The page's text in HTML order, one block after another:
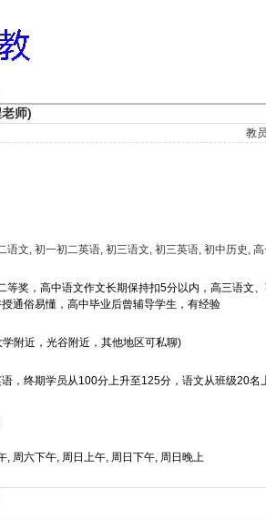
师)
教
语文, 初一初二英语, 初三语文, 初三英语, 初中历史,
等奖，高中语文作文长期保持扣5分以内，高三语
通俗易懂，高中毕业后曾辅导学生，有经验
附近，光谷附近，其他地区可私聊)
，终期学员从100分上升至125分，语文从班级20名
, 周六下午, 周日上午, 周日下午, 周日晚上